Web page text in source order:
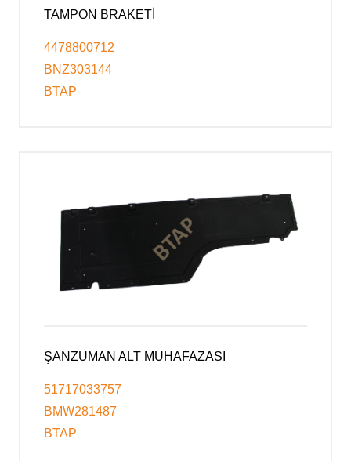
TAMPON BRAKETİ
4478800712
BNZ303144
BTAP
ŞANZUMAN ALT MUHAFAZASI
51717033757
BMW281487
BTAP